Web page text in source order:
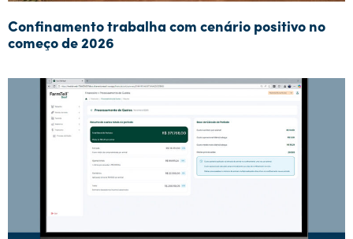
Confinamento trabalha com cenário positivo no
começo de 2026